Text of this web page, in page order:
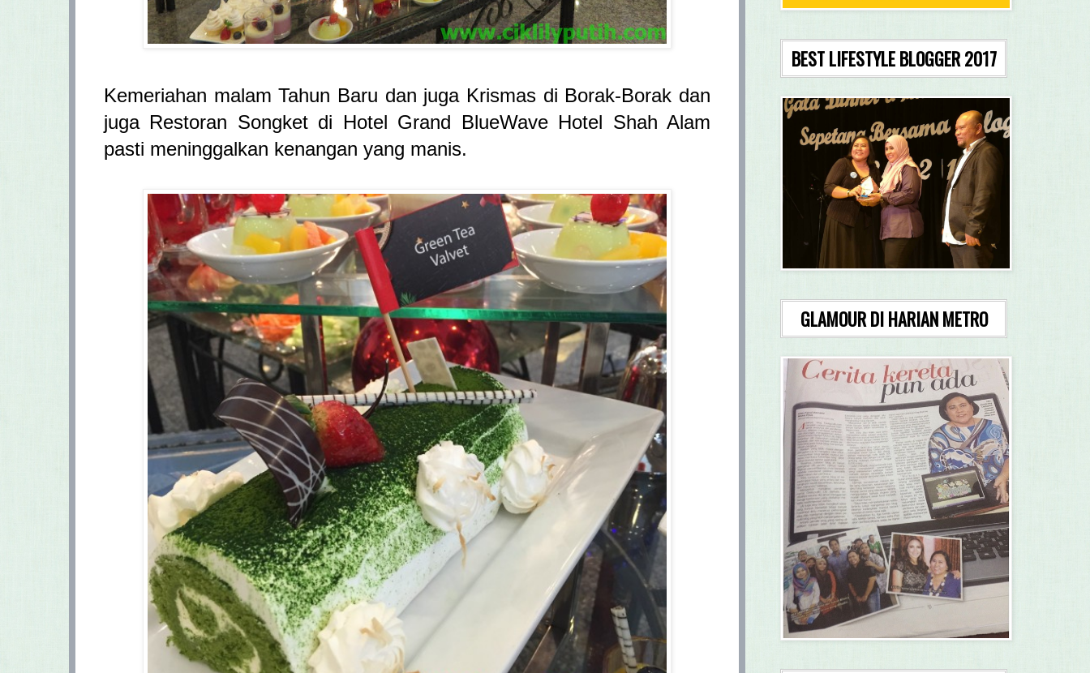
Kemeriahan malam Tahun Baru dan juga Krismas di Borak-Borak dan
juga Restoran Songket di Hotel Grand BlueWave Hotel Shah Alam
pasti meninggalkan kenangan yang manis.
BEST LIFESTYLE BLOGGER 2017
GLAMOUR DI HARIAN METRO